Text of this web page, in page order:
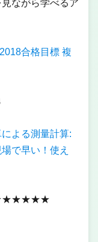
ながら学べるア
合格目標 複
よる測量計算:
で早い！使え